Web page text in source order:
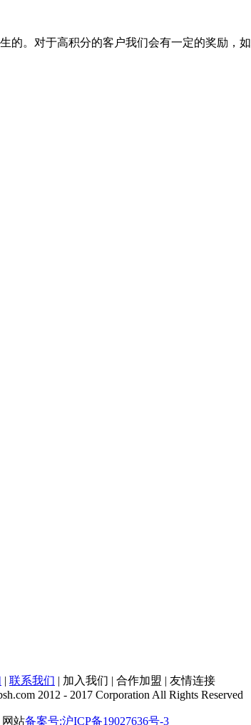
。对于高积分的客户我们会有一定的奖励，
| 联系我们 | 加入我们 | 合作加盟 | 友情连接
2012 - 2017 Corporation All Rights Reserved
网站备案号:沪ICP备19027636号-3